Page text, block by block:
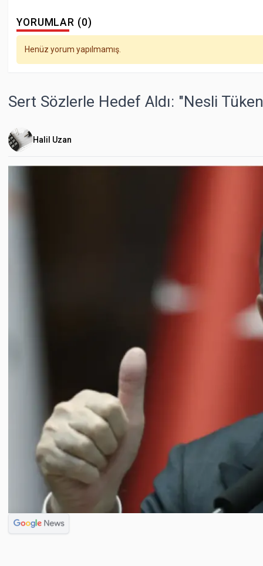
YORUMLAR (0)
Henüz yorum yapılmamış.
Sert Sözlerle Hedef Aldı: "Nesli
Halil Uzan